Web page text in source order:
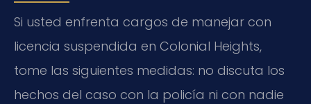
Si usted enfrenta cargos de manejar con
licencia suspendida en Colonial Heights,
tome las siguientes medidas: no discuta los
hechos del caso con la policía ni con nadie